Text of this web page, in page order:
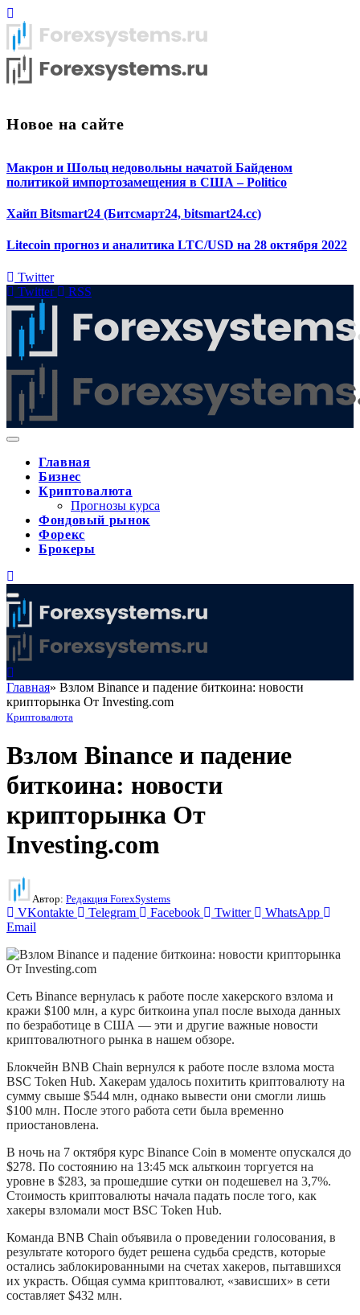
Новое на сайте
Макрон и Шольц недовольны начатой Байденом
политикой импортозамещения в США – Politico
Хайп Bitsmart24 (Битсмарт24, bitsmart24.cc)
Litecoin прогноз и аналитика LTC/USD на 28 октября 2022
Twitter
Twitter
RSS
Главная
Бизнес
Криптовалюта
Прогнозы курса
Фондовый рынок
Форекс
Брокеры
Главная» Взлом Binance и падение биткоина: новости
крипторынка От Investing.com
Криптовалюта
Взлом Binance и падение
биткоина: новости
крипторынка От
Investing.com
Автор: Редакция ForexSystems
VKontakte Telegram Facebook Twitter
WhatsApp
Email
Сеть Binance вернулась к работе после хакерского взлома и
кражи $100 млн, а курс биткоина упал после выхода данных
по безработице в США — эти и другие важные новости
криптовалютного рынка в нашем обзоре.
Блокчейн BNB Chain вернулся к работе после взлома моста
BSC Token Hub. Хакерам удалось похитить криптовалюту на
сумму свыше $544 млн, однако вывести они смогли лишь
$100 млн. После этого работа сети была временно
приостановлена.
В ночь на 7 октября курс Binance Coin в моменте опускался до
$278. По состоянию на 13:45 мск альткоин торгуется на
уровне в $283, за прошедшие сутки он подешевел на 3,7%.
Стоимость криптовалюты начала падать после того, как
хакеры взломали мост BSC Token Hub.
Команда BNB Chain объявила о проведении голосования, в
результате которого будет решена судьба средств, которые
остались заблокированными на счетах хакеров, пытавшихся
их украсть. Общая сумма криптовалют, «зависших» в сети
составляет $432 млн.